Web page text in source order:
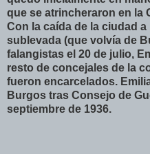
que se atrincheraron en la
Con la caída de la ciudad
sublevada (que volvía de
falangistas el 20 de julio,
resto de concejales de la
fueron encarcelados.
Burgos tras Consejo de
septiembre de 1936.